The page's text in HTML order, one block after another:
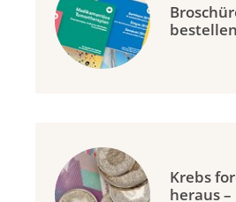
bestellen
Krebs
heraus –